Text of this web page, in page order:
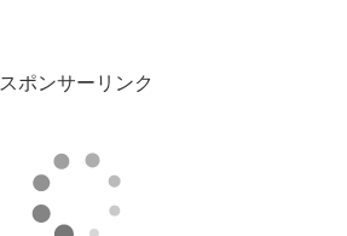
スポンサーリンク